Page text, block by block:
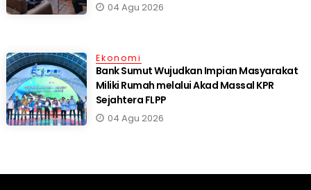
04 Agu 2026
Ekonomi
Bank Sumut Wujudkan Impian Masyarakat
Miliki Rumah melalui Akad Massal KPR
Sejahtera FLPP
04 Agu 2026